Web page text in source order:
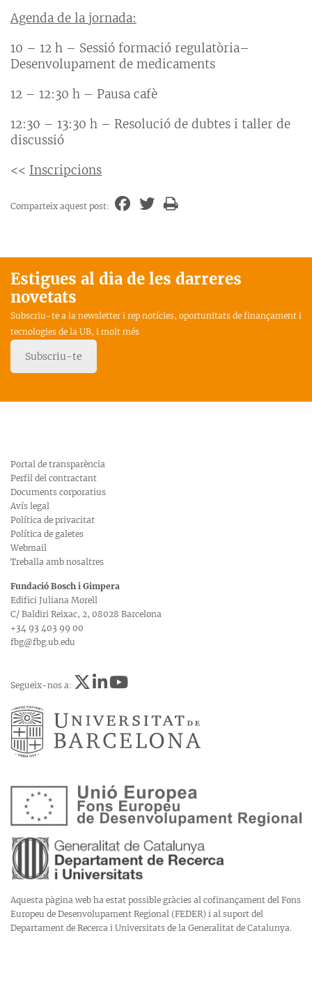
Agenda de la jornada:
10 – 12 h – Sessió formació regulatòria–
Desenvolupament de medicaments
12 – 12:30 h – Pausa cafè
12:30 – 13:30 h – Resolució de dubtes i taller de
discussió
<< Inscripcions
Comparteix aquest post:
Estigues al dia de les darreres
novetats
Subscriu-te a la newsletter i rep notícies, oportunitats de finançament i
tecnologies de la UB, i molt més
Subscriu-te
Portal de transparència
Perfil del contractant
Documents corporatius
Avís legal
Política de privacitat
Política de galetes
Webmail
Treballa amb nosaltres
Fundació Bosch i Gimpera
Edifici Juliana Morell
C/ Baldiri Reixac, 2, 08028 Barcelona
+34 93 403 99 00
fbg@fbg.ub.edu
Segueix-nos a:
Aquesta pàgina web ha estat possible gràcies al cofinançament del Fons
Europeu de Desenvolupament Regional (FEDER) i al suport del
Departament de Recerca i Universitats de la Generalitat de Catalunya.